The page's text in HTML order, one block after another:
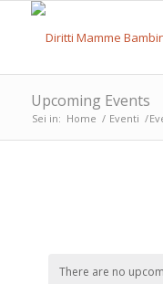
Upcoming Events
Sei in: Home / Eventi /
There are no